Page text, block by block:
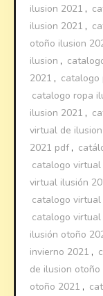
ilusion 2021 ,
ilusion 2021 ,
otoño ilusion
ilusion ,
2021 , catalogo
catalogo ropa
ilusion 2021 ,
virtual de
2021 pdf ,
catalogo
virtual ilusión
catalogo
catalogo
ilusión otoño
invierno 2021 ,
de ilusion otoño
otoño 2021 ,